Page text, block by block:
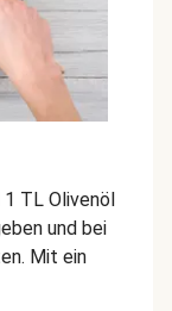
TL Olivenöl
und bei
Mit ein